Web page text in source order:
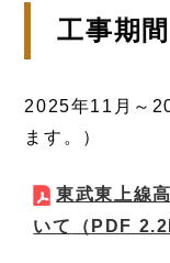
工事期間
2025年11月～
ます。）
東武東上線
いて
（PDF